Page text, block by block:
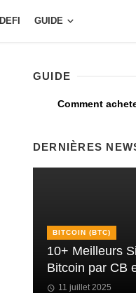
DEFI GUIDE
GUIDE
Comment
DERNIÈRES
BITCOIN (BTC)
10+ Meilleurs
Bitcoin par CB
11 juillet 2025